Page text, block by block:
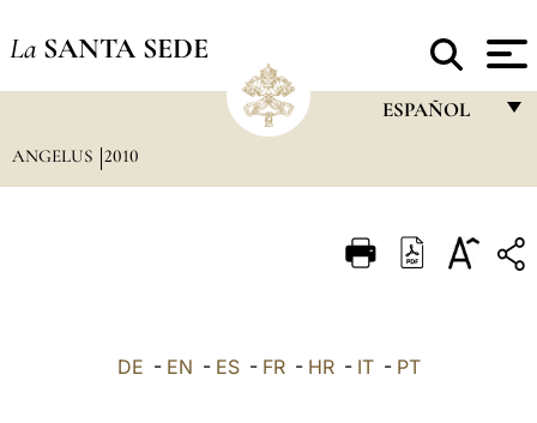
La SANTA SEDE
ESPAÑOL
ITALIANO
ANGELUS 2010
DE - EN - ES- FR- HR- IT- PT